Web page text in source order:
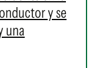
y se
una